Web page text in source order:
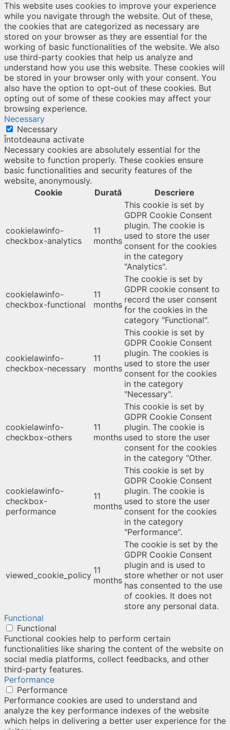
This website uses cookies to improve your experience
while you navigate through the website. Out of these,
the cookies that are categorized as necessary are
stored on your browser as they are essential for the
working of basic functionalities of the website. We also
use third-party cookies that help us analyze and
understand how you use this website. These cookies will
be stored in your browser only with your consent. You
also have the option to opt-out of these cookies. But
opting out of some of these cookies may affect your
browsing experience.
Necessary
Necessary
Întotdeauna activate
Necessary cookies are absolutely essential for the
website to function properly. These cookies ensure
basic functionalities and security features of the
website, anonymously.
Cookie
Durată Descriere
cookielawinfo-
checkbox-analytics
11
months
This cookie is set by
GDPR Cookie Consent
plugin. The cookie is
used to store the user
consent for the cookies
in the category
"Analytics".
cookielawinfo-
checkbox-functional
11
months
The cookie is set by
GDPR cookie consent to
record the user consent
for the cookies in the
category "Functional".
cookielawinfo-
checkbox-necessary
11
months
This cookie is set by
GDPR Cookie Consent
plugin. The cookies is
used to store the user
consent for the cookies
in the category
"Necessary".
cookielawinfo-
checkbox-others
11
months
This cookie is set by
GDPR Cookie Consent
plugin. The cookie is
used to store the user
consent for the cookies
in the category "Other.
cookielawinfo-
checkbox-
performance
11
months
This cookie is set by
GDPR Cookie Consent
plugin. The cookie is
used to store the user
consent for the cookies
in the category
"Performance".
viewed_cookie_policy 11
months
The cookie is set by the
GDPR Cookie Consent
plugin and is used to
store whether or not user
has consented to the use
of cookies. It does not
store any personal data.
Functional
Functional
Functional cookies help to perform certain
functionalities like sharing the content of the website on
social media platforms, collect feedbacks, and other
third-party features.
Performance
Performance
Performance cookies are used to understand and
analyze the key performance indexes of the website
which helps in delivering a better user experience for the